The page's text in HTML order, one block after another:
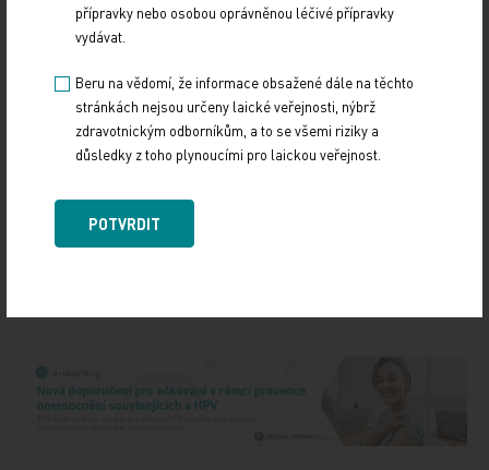
přípravky nebo osobou oprávněnou léčivé přípravky
vydávat.
Beru na vědomí, že informace obsažené dále na těchto
stránkách nejsou určeny laické veřejnosti, nýbrž
zdravotnickým odborníkům, a to se všemi riziky a
důsledky z toho plynoucími pro laickou veřejnost.
POTVRDIT